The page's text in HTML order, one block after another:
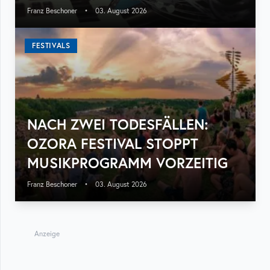
Franz Beschoner • 03. August 2026
FESTIVALS
NACH ZWEI TODESFÄLLEN:
OZORA FESTIVAL STOPPT
MUSIKPROGRAMM VORZEITIG
Franz Beschoner • 03. August 2026
Anzeige